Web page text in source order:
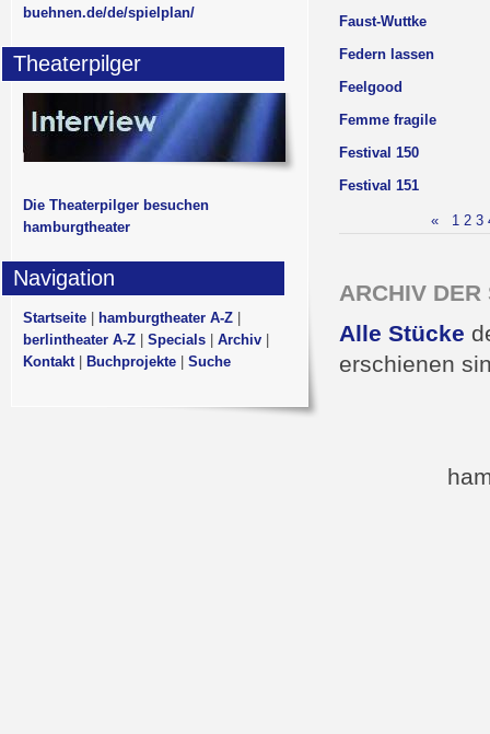
Faust-Wuttke
Federn lassen
Feelgood
Femme fragile
Festival 150
Festival 151
« 1 2 3
ARCHIV
Alle Stücke
erschienen
buehnen.de/de/spielplan/
Theaterpilger
Die Theaterpilger besuchen
hamburgtheater
Navigation
Startseite hamburgtheater A-Z
berlintheater A-Z
Specials Archiv
Kontakt| Buchprojekte Suche